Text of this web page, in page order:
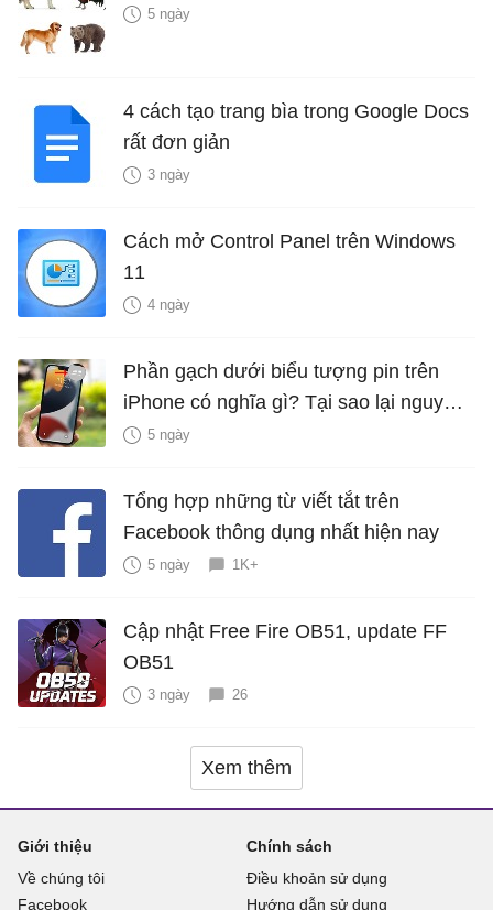
5 ngày
4 cách tạo trang bìa trong Google Docs
rất đơn giản
3 ngày
Cách mở Control Panel trên Windows
11
4 ngày
Phần gạch dưới biểu tượng pin trên
iPhone có nghĩa gì? Tại sao lại nguy
hiểm?
5 ngày
Tổng hợp những từ viết tắt trên
Facebook thông dụng nhất hiện nay
5 ngày 1K+
Cập nhật Free Fire OB51, update FF
OB51
3 ngày 26
Xem thêm
Giới thiệu
Về chúng tôi
Facebook
Chính sách
Điều khoản sử dụng
Hướng dẫn sử dụng